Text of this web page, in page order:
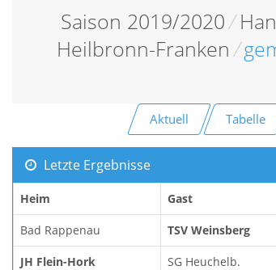
Saison 2019/2020/
Heilbronn-Franken/
Aktuell Tabelle
Letzte Ergebnisse
Heim Gast
Bad Rappenau TSV Weinsberg
JH Flein-Hork SG Heuchelb.